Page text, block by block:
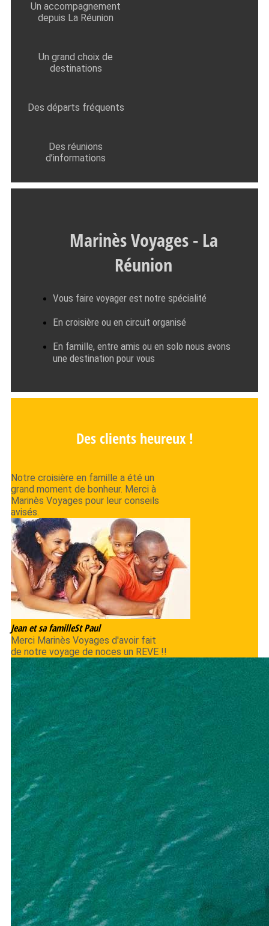
Un accompagnement
depuis La Réunion
Un grand choix de
destinations
Des départs fréquents
Des réunions
d’informations
Marinès Voyages - La
Réunion
Vous faire voyager est notre spécialité
En croisière ou en circuit organisé
En famille, entre amis ou en solo nous avons
une destination pour vous
Des clients heureux !
Notre croisière en famille a été un
grand moment de bonheur. Merci à
Marinès Voyages pour leur conseils
avisés.
Jean et sa familleSt Paul
Merci Marinès Voyages d'avoir fait
de notre voyage de noces un REVE !!